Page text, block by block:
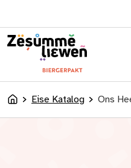
AccueilEise Katalog Ons